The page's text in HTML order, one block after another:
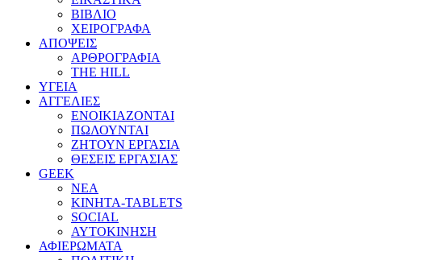
ΒΙΒΛΙΟ
ΧΕΙΡΟΓΡΑΦΑ
ΑΠΟΨΕΙΣ
ΑΡΘΡΟΓΡΑΦΙΑ
THE HILL
ΥΓΕΙΑ
ΑΓΓΕΛΙΕΣ
ΕΝΟΙΚΙΑΖΟΝΤΑΙ
ΠΩΛΟΥΝΤΑΙ
ΖΗΤΟΥΝ ΕΡΓΑΣΙΑ
ΘΕΣΕΙΣ ΕΡΓΑΣΙΑΣ
GEEK
ΝΕΑ
ΚΙΝΗΤΑ-TABLETS
SOCIAL
ΑΥΤΟΚΙΝΗΣΗ
ΑΦΙΕΡΩΜΑΤΑ